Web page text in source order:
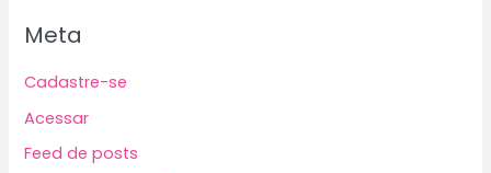
Meta
Cadastre-se
Acessar
Feed de posts